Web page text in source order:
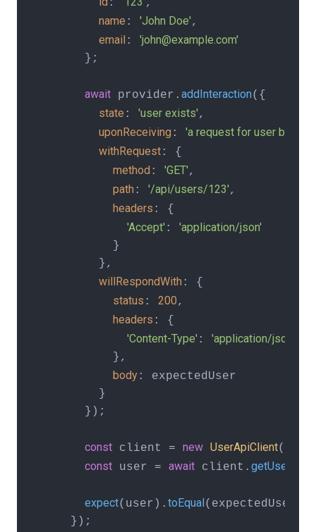
: ,
name : 'John Doe',
email : 'john@example.com'
      };
await provider. addInteraction({
state : 'user exists',
uponReceiving : 'a request for user by ID'
withRequest : {
method : 'GET',
path : '/api/users/123',
headers : {
'Accept' : 'application/json'
          }
        },
willRespondWith : {
status : 200,
headers : {
'Content-Type' : 'application/json'
          },
body : expectedUser
        }
      });
const client = new UserApiClient(
const user = await client. getUser
expect(user). toEqual(expectedUser);
    });